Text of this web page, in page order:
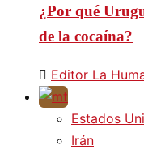
¿Por qué
de la cocaína?
Editor La
Estados
Irán